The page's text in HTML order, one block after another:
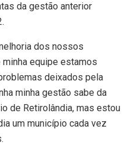
da gestão anterior
dos nossos
equipe estamos
deixados pela
minha gestão sabe da
de Retirolândia, mas estou
um município cada vez